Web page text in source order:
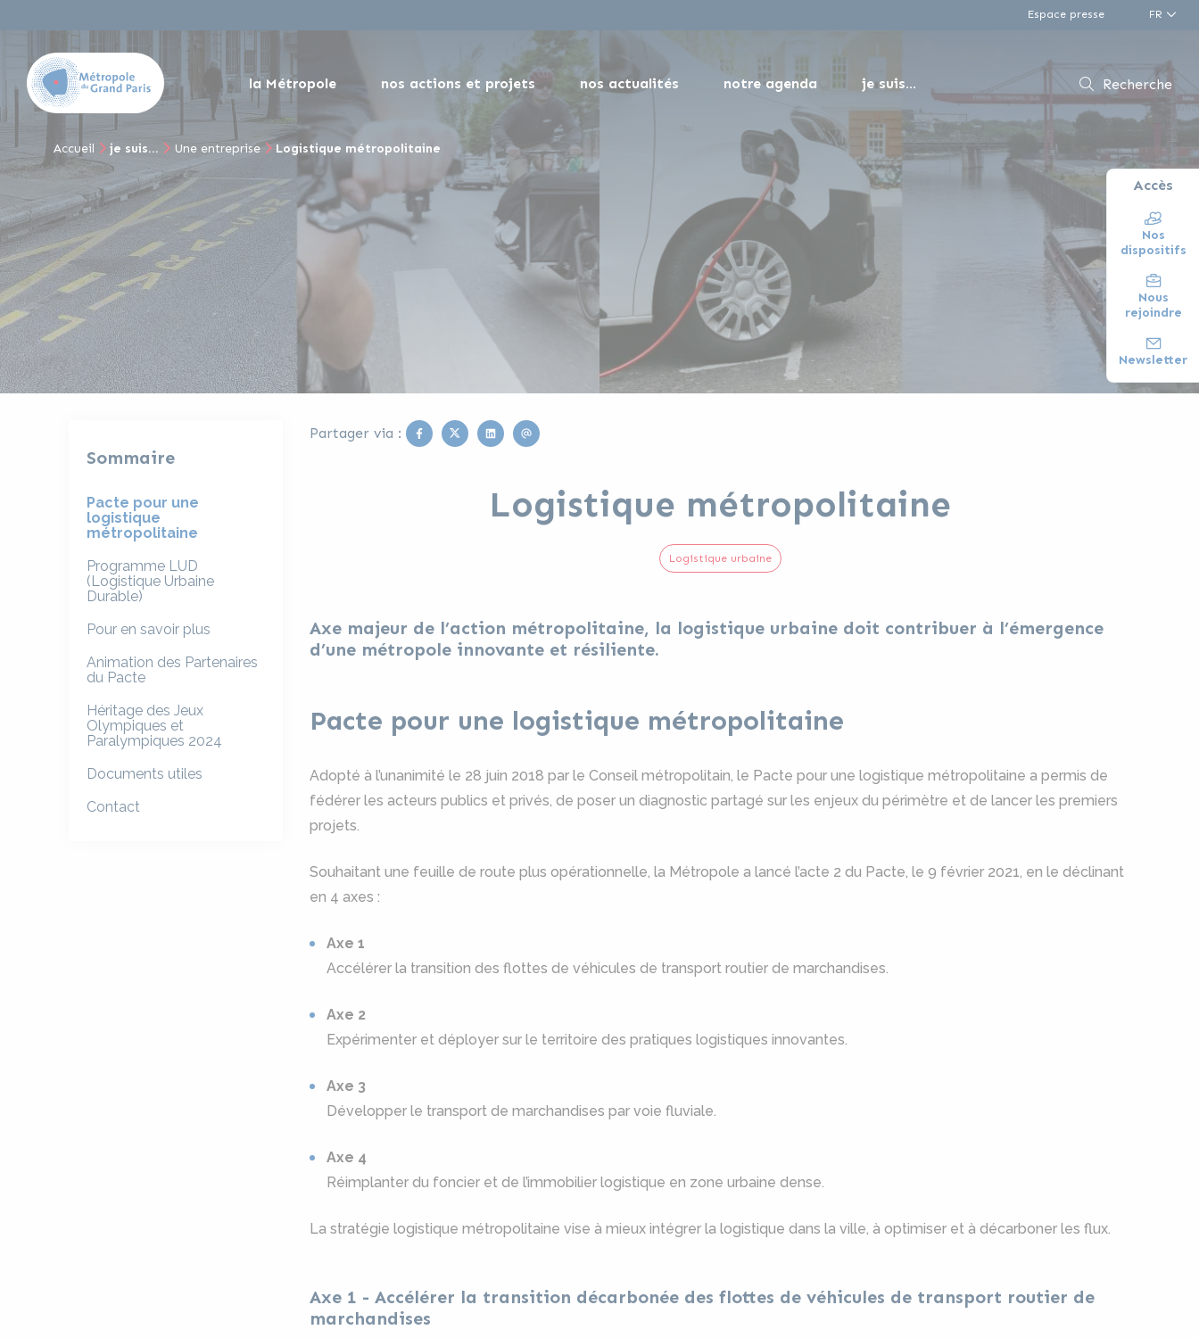
Espace presse FR
la Métropole nos actions et projets nos actualités notre agenda je suis... Recherche
Accueil je suis... Une entreprise Logistique métropolitaine
Accès
Nos
dispositifs
Nous
rejoindre
Newsletter
Partager via : Facebook
TwitterLinkedinEmail
Logistique métropolitaine
Logistique urbaine
Axe majeur de l’action métropolitaine, la logistique urbaine doit contribuer à l’émergence
d’une métropole innovante et résiliente.
Sommaire
Pacte pour une
logistique
métropolitaine
Programme LUD
(Logistique Urbaine
Durable)
Pour en savoir plus
Animation des Partenaires
du Pacte
Héritage des Jeux
Olympiques et
Paralympiques 2024
Documents utiles
Contact
Pacte pour une logistique métropolitaine
Adopté à l’unanimité le 28 juin 2018 par le Conseil métropolitain, le Pacte pour une logistique métropolitaine a permis de
fédérer les acteurs publics et privés, de poser un diagnostic partagé sur les enjeux du périmètre et de lancer les premiers
projets.
Souhaitant une feuille de route plus opérationnelle, la Métropole a lancé l’acte 2 du Pacte, le 9 février 2021, en le déclinant
en 4 axes :
Axe 1
Accélérer la transition des flottes de véhicules de transport routier de marchandises.
Axe 2
Expérimenter et déployer sur le territoire des pratiques logistiques innovantes.
Axe 3
Développer le transport de marchandises par voie fluviale.
Axe 4
Réimplanter du foncier et de l’immobilier logistique en zone urbaine dense.
La stratégie logistique métropolitaine vise à mieux intégrer la logistique dans la ville, à optimiser et à décarboner les flux.
Axe 1 - Accélérer la transition décarbonée des flottes de véhicules de transport routier de
marchandises